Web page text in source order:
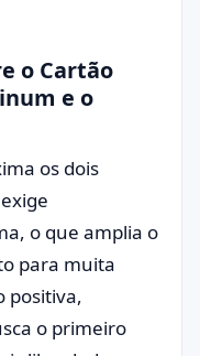
o Cartão
e o
os dois
o que amplia o
para muita
positiva,
o primeiro